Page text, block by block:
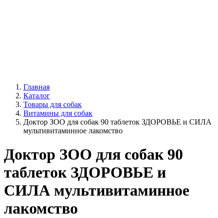
Главная
Каталог
Товары для собак
Витамины для собак
Доктор ЗОО для собак 90 таблеток ЗДОРОВЬЕ и СИЛА
мультивитаминное лакомство
Доктор ЗОО для собак 90
таблеток ЗДОРОВЬЕ и
СИЛА мультивитаминное
лакомство